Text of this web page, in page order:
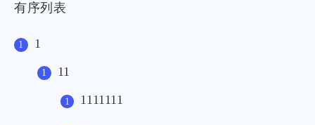
有序列表
1
11
1111111